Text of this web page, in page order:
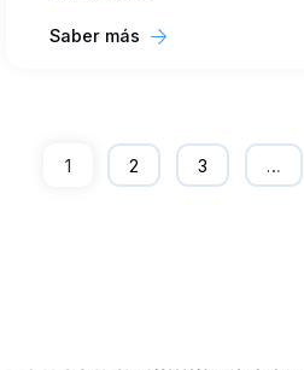
Saber más
1 2 3 …